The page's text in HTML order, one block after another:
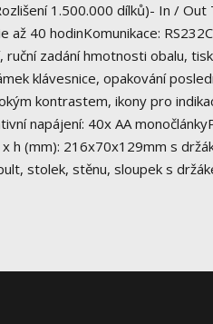
1.500.000 dílků)- In /
40 hodinKomunikace:
ruční zadání hmotnosti obalu,
klávesnice, opakování
kontrastem, ikony pro
napájení: 40x AA
h (mm): 216x70x129mm s
stolek, stěnu, sloupek s